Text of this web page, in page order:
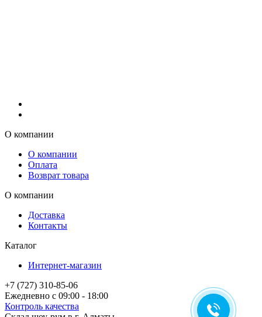
О компании
О компании
Оплата
Возврат товара
О компании
Доставка
Контакты
Каталог
Интернет-магазин
+7 (727) 310-85-06
Ежедневно с 09:00 - 18:00
Контроль качества